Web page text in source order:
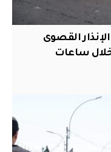
القصوى
ساعات